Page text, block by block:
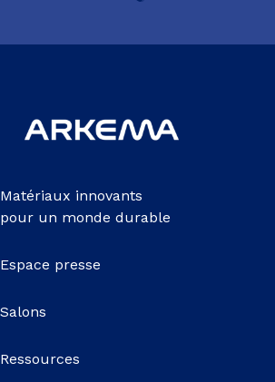
Matériaux innovants
pour un monde durable
Espace presse
Salons
Ressources